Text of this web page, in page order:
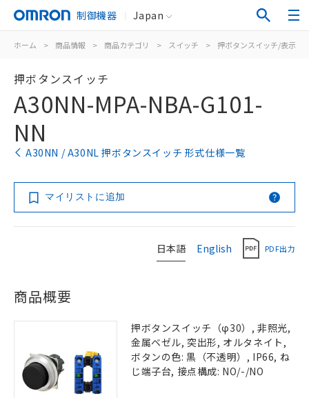
制御機器 Japan
ホーム > 商品情報 > 商品カテゴリ > スイッチ > 押ボタンスイッチ/表示灯
押ボタンスイッチ
A30NN-MPA-NBA-G101-
NN
A30NN / A30NL 押ボタンスイッチ 形式仕様一覧
マイリストに追加
日本語 English PDF出力
商品概要
押ボタンスイッチ（φ30）, 非照光,
金属ベゼル, 突出形, オルタネイト,
ボタンの色: 黒（不透明）, IP66, ね
じ端子台, 接点構成: NO/-/NO